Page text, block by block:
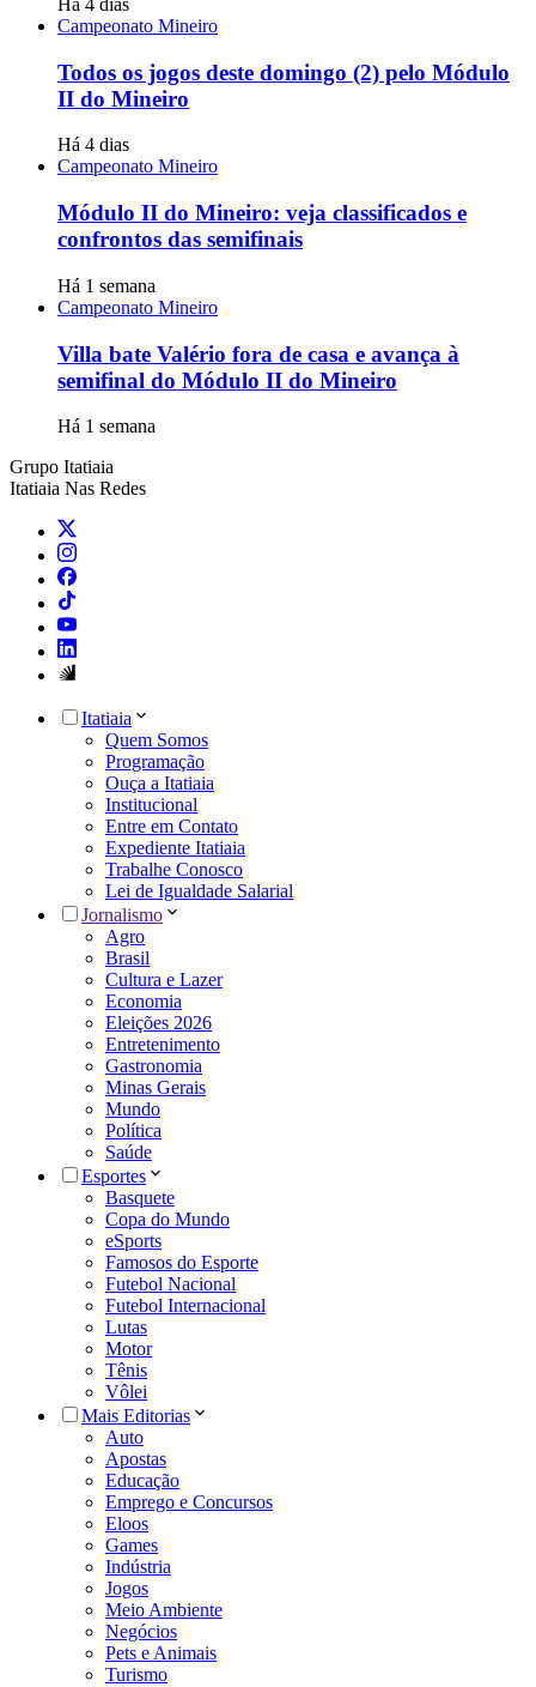
Há 4 dias
Campeonato Mineiro
Todos os jogos deste domingo (2) pelo Módulo
II do Mineiro
Há 4 dias
Campeonato Mineiro
Módulo II do Mineiro: veja classificados e
confrontos das semifinais
Há 1 semana
Campeonato Mineiro
Villa bate Valério fora de casa e avança à
semifinal do Módulo II do Mineiro
Há 1 semana
Grupo Itatiaia
Itatiaia Nas Redes
Itatiaia
Quem Somos
Programação
Ouça a Itatiaia
Institucional
Entre em Contato
Expediente Itatiaia
Trabalhe Conosco
Lei de Igualdade Salarial
Jornalismo
Agro
Brasil
Cultura e Lazer
Economia
Eleições 2026
Entretenimento
Gastronomia
Minas Gerais
Mundo
Política
Saúde
Esportes
Basquete
Copa do Mundo
eSports
Famosos do Esporte
Futebol Nacional
Futebol Internacional
Lutas
Motor
Tênis
Vôlei
Mais Editorias
Auto
Apostas
Educação
Emprego e Concursos
Eloos
Games
Indústria
Jogos
Meio Ambiente
Negócios
Pets e Animais
Turismo